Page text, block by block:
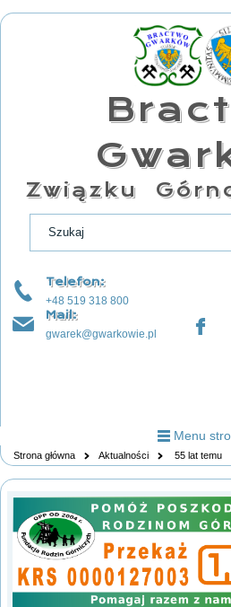
Związku
Telefon:
+48 519 318 800
Mail:
gwarek@gwarkowie.pl
Menu
Strona główna Aktualności 55 lat temu